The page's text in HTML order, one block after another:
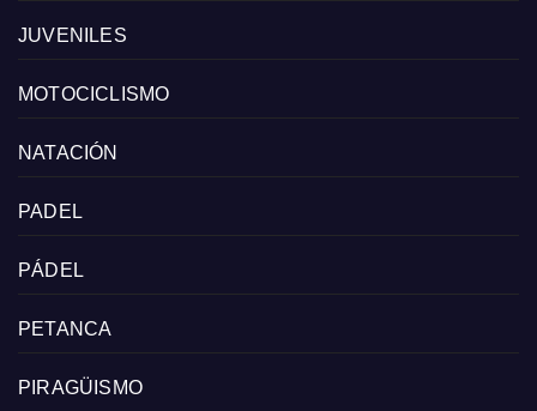
JUVENILES
MOTOCICLISMO
NATACIÓN
PADEL
PÁDEL
PETANCA
PIRAGÜISMO